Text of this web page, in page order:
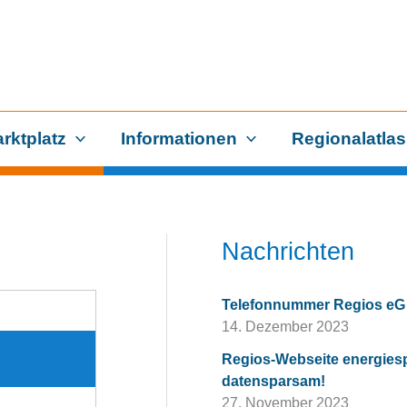
Informationen Regionalatlas
Nachrichten
Telefonnummer Regios eG
14. Dezember 2023
Regios-Webseite
datensparsam!
27. November 2023